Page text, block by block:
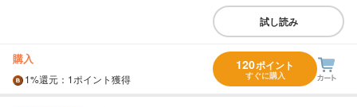
試し読み
購入
1%還元 ：1ポイント獲得
120ポイント
すぐに購入